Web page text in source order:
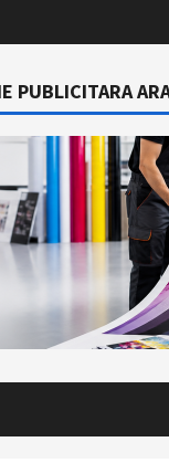
PUBLICITARA